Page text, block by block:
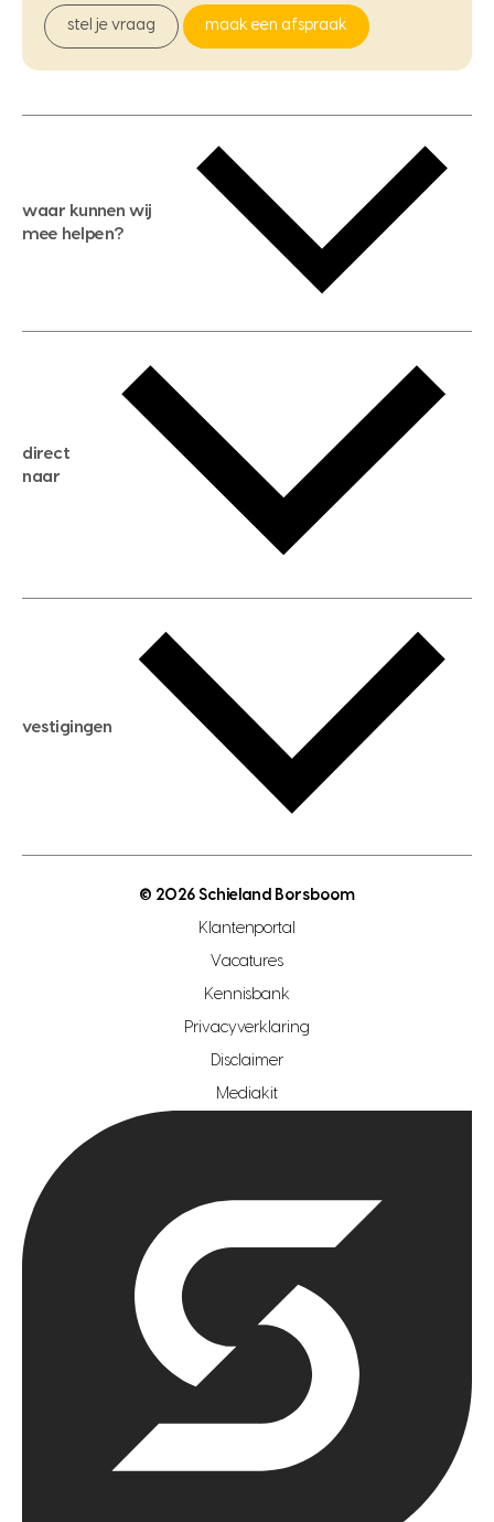
stel je vraag maak een afspraak
waar kunnen wij
mee helpen?
gratis zoekservice
huis verkopen
huis kopen
aankoopadvies
verkoopadvies
direct
naar
hypotheek berekenen
maximale hypotheek berekenen
hypotheek bespaarcheck
gratis zoekprofiel aanmaken
open woningwaarde dag
vestigingen
makelaar regio zoetermeer
hypotheekshop regio den haag
hypotheekshop regio rotterdam
© 2026 Schieland Borsboom
Klantenportal
Vacatures
Kennisbank
Privacyverklaring
Disclaimer
Mediakit